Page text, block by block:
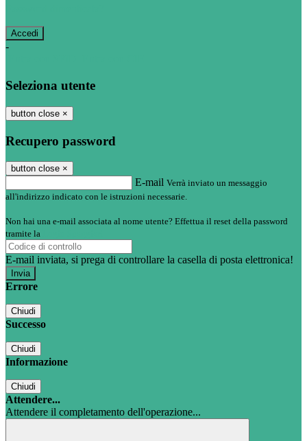
-
Seleziona utente
button close ×
Recupero password
button close ×
E-mail Verrà inviato un messaggio
all'indirizzo indicato con le istruzioni necessarie.
Non hai una e-mail associata al nome utente? Effettua il reset della password
tramite la
E-mail inviata, si prega di controllare la casella di posta elettronica!
Errore
Chiudi
Successo
Chiudi
Informazione
Chiudi
Attendere...
Attendere il completamento dell'operazione...